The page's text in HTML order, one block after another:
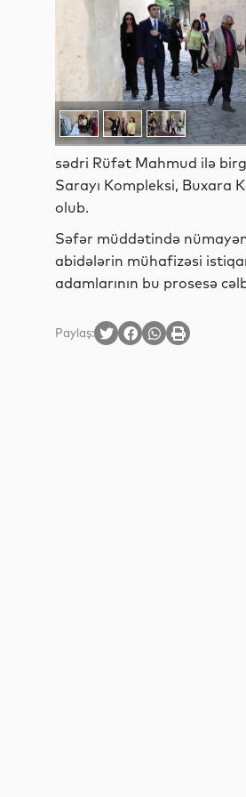
sədri Rüfət Mahmud ilə
Sarayı Kompleksi, Buxara
olub.
Səfər müddətində
abidələrin mühafizəsi
adamlarının bu prosesə
Paylaş: